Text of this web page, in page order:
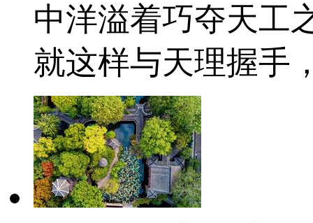
中洋溢着巧夺天工
就这样与天理握